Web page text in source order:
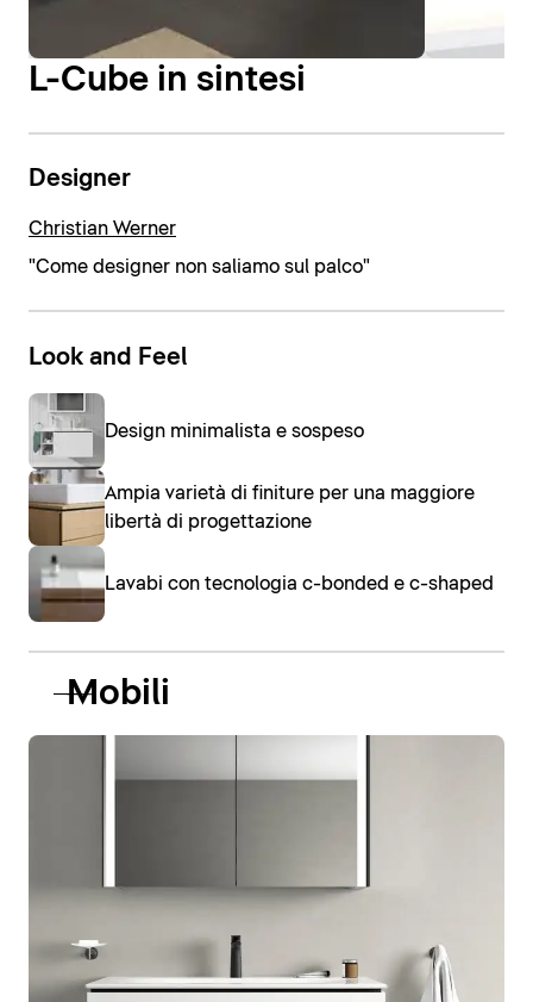
L-Cube in sintesi
Designer
Christian Werner
"Come designer non saliamo sul palco"
Look and Feel
Design minimalista e sospeso
Ampia varietà di finiture per una maggiore
libertà di progettazione
Lavabi con tecnologia c-bonded e c-shaped
Mobili